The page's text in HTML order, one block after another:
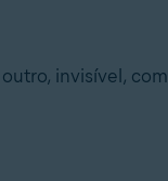
invisível, com